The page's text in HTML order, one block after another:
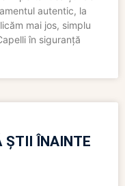
autentic, la
mai jos, simplu
în siguranță
ȘTII ÎNAINTE